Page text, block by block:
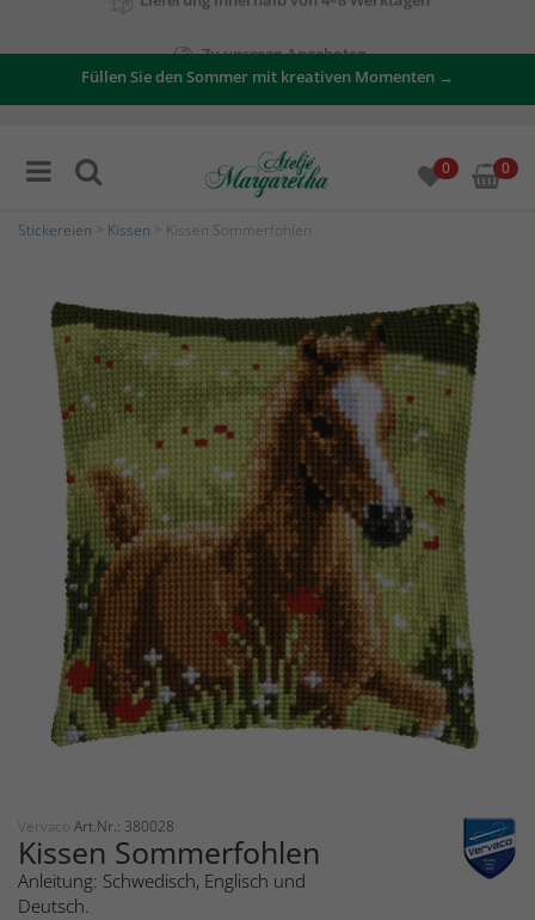
Füllen Sie den Sommer mit kreativen Momenten →
0 0
Stickereien Kissen > Kissen Sommerfohlen
Vervaco Art.Nr.: 380028
Kissen Sommerfohlen
Anleitung: Schwedisch, Englisch und
Deutsch.